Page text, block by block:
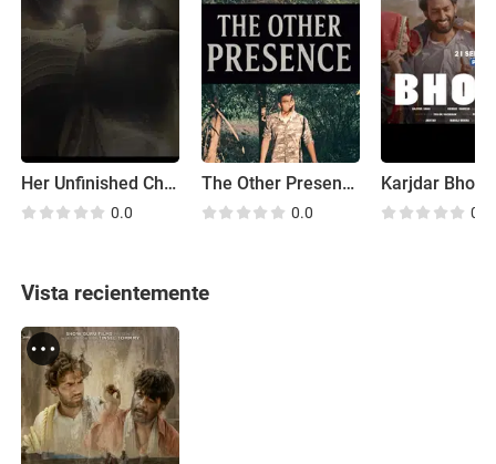
Her Unfinished Chapters
0.0
The Other Presence
0.0
Karjdar Bhola
0.0
Vista recientemente